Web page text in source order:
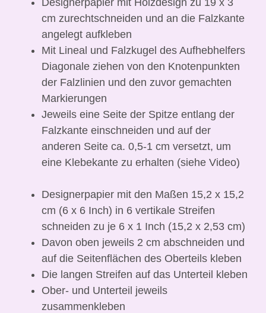
cm zurechtschneiden und an die Falzkante
angelegt aufkleben
Mit Lineal und Falzkugel des Aufhebhelfers
Diagonale ziehen von den Knotenpunkten
der Falzlinien und den zuvor gemachten
Markierungen
Jeweils eine Seite der Spitze entlang der
Falzkante einschneiden und auf der
anderen Seite ca. 0,5-1 cm versetzt, um
eine Klebekante zu erhalten (siehe Video)
Designerpapier mit den Maßen 15,2 x 15,2
cm (6 x 6 Inch) in 6 vertikale Streifen
schneiden zu je 6 x 1 Inch (15,2 x 2,53 cm)
Davon oben jeweils 2 cm abschneiden und
auf die Seitenflächen des Oberteils kleben
Die langen Streifen auf das Unterteil kleben
Ober- und Unterteil jeweils
zusammenkleben